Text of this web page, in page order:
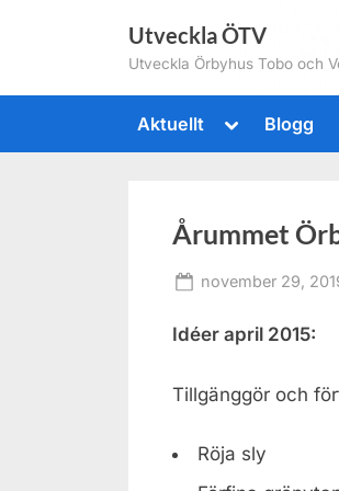
Utveckla ÖTV
Utveckla Örbyhus Tobo och
Aktuellt
Toggle
menu
Blogg
Årummet
Posted
november 29,
Idéer april 2015:
Tillgänggör och
Röja sly